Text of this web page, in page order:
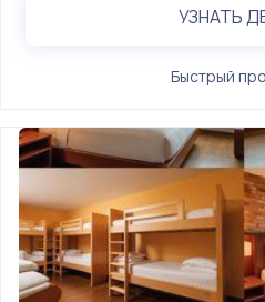
УЗНАТЬ
Быстрый